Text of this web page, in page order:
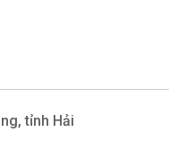
tỉnh Hải